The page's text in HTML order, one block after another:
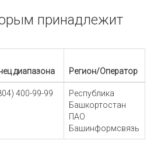
принадлежит
диапазона Регион/Оператор
400-99-99
Республика
Башкортостан
ПАО
Башинформсвязь